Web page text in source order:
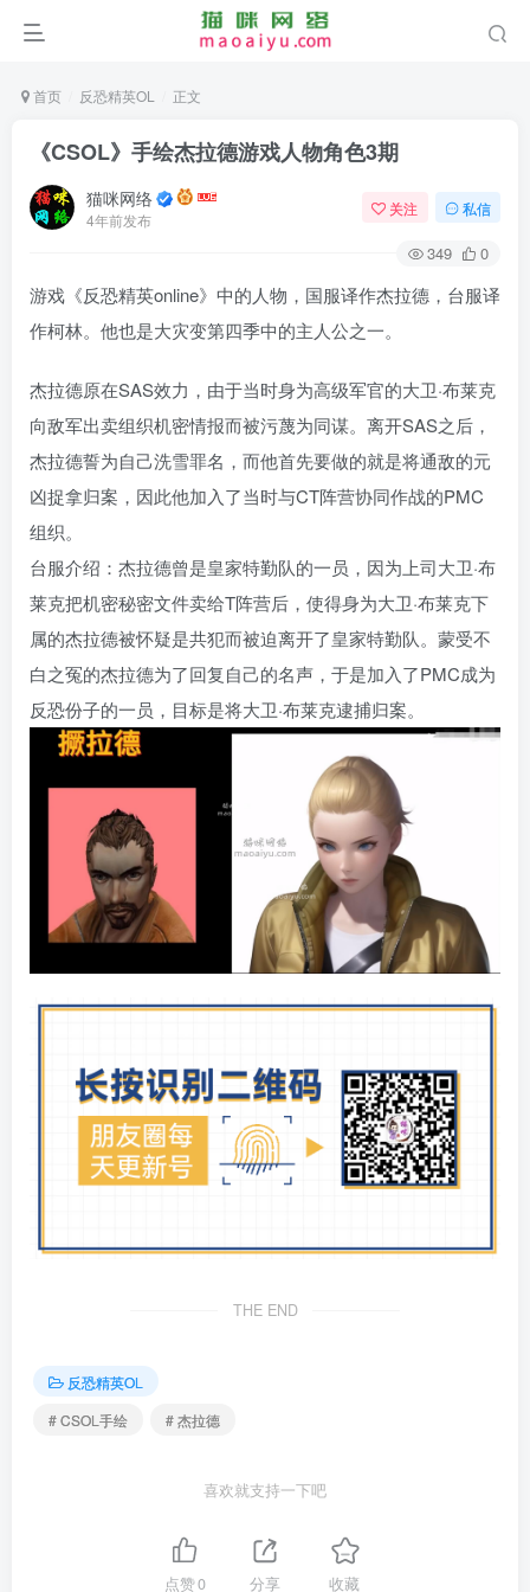
首页 反恐精英OL 正文
《CSOL》手绘杰拉德游戏人物角色3期
猫咪网络
4年前发布
关注 私信
349 0
游戏《反恐精英online》中的人物，国服译作杰拉德，台服译
作柯林。他也是大灾变第四季中的主人公之一。
杰拉德原在SAS效力，由于当时身为高级军官的大卫·布莱克
向敌军出卖组织机密情报而被污蔑为同谋。离开SAS之后，
杰拉德誓为自己洗雪罪名，而他首先要做的就是将通敌的元
凶捉拿归案，因此他加入了当时与CT阵营协同作战的PMC
组织。
台服介绍：杰拉德曾是皇家特勤队的一员，因为上司大卫·布
莱克把机密秘密文件卖给T阵营后，使得身为大卫·布莱克下
属的杰拉德被怀疑是共犯而被迫离开了皇家特勤队。蒙受不
白之冤的杰拉德为了回复自己的名声，于是加入了PMC成为
反恐份子的一员，目标是将大卫·布莱克逮捕归案。
THE END
反恐精英OL
# CSOL手绘
# 杰拉德
喜欢就支持一下吧
点赞0 分享 收藏